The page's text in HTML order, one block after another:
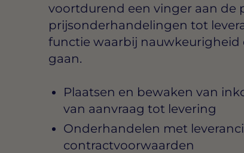
voortdurend een vinger aan de
prijsonderhandelingen tot
functie waarbij
gaan.
Plaatsen en bewaken van
van aanvraag tot levering
Onderhandelen met
contractvoorwaarden